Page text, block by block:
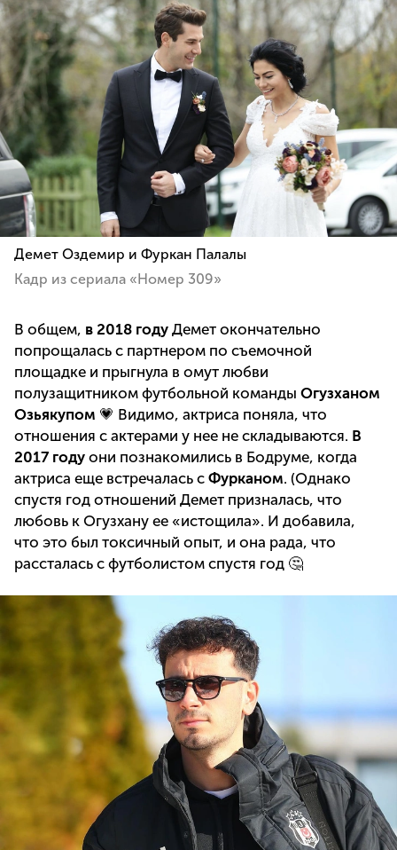
Демет Оздемир и Фуркан Палалы
Кадр из сериала «Номер 309»
В общем, в 2018 году Демет окончательно
попрощалась с партнером по съемочной
площадке и прыгнула в омут любви
полузащитником футбольной команды Огузханом
Озьякупом 💗 Видимо, актриса поняла, что
отношения с актерами у нее не складываются. В
2017 году они познакомились в Бодруме, когда
актриса еще встречалась с Фурканом. (Однако
спустя год отношений Демет призналась, что
любовь к Огузхану ее «истощила». И добавила,
что это был токсичный опыт, и она рада, что
рассталась с футболистом спустя год 🤔